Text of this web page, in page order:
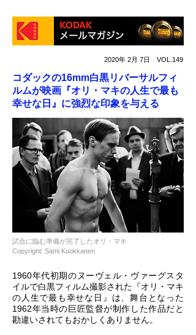
2020年 2月 7日 VOL.149
コダックの16mm白黒リバーサルフィ
ルムが映画『オリ・マキの人生で最も
幸せな日』に強烈な印象を与える
試合に臨む準備が完了したオリ・マキ
Copyright: Sami Kuokkanen
1960年代初期のヌーヴェル・ヴァーグスタ
イルで白黒フィルム撮影された『オリ・マキ
の人生で最も幸せな日』は、舞台となった
1962年当時の巨匠監督が制作した作品だと
勘違いされてもおかしくありません。